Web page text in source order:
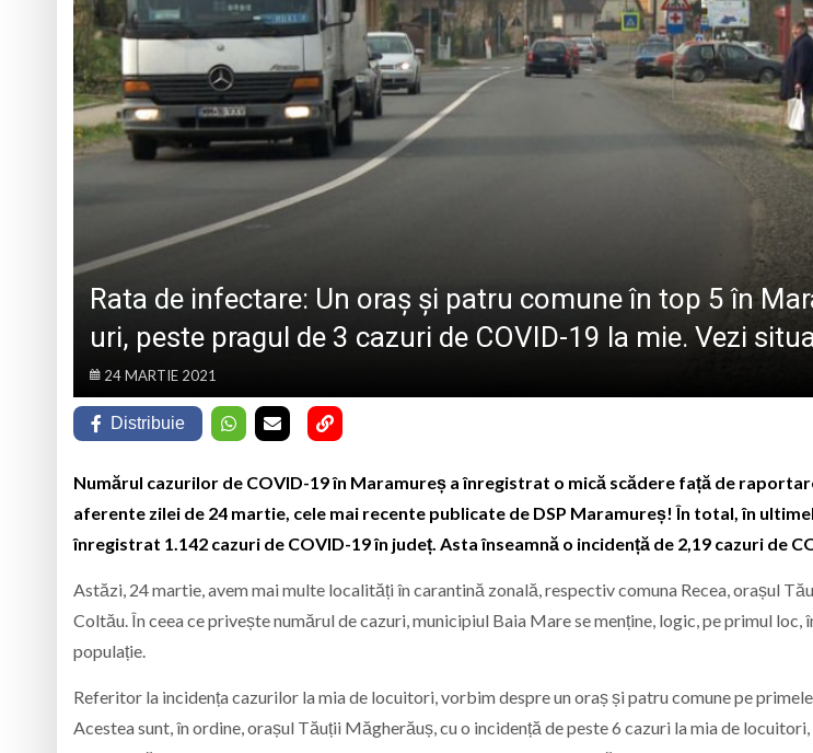
La Săliștea de Sus va fi dezvelit bustul lui Gavrilă Iuga,
„Vacanță în tinda bisericii”: Ediția a IV-a a taberei de
Campanie de donare de sânge la Spitalul Județean de
Părintele protopop dr. Stan Florin, invitat la Școala
Rata de infectare: Un oraș și patru comune în top 5 în
uri, peste pragul de 3 cazuri de COVID-19 la mie. Vezi
24 MARTIE 2021
Distribuie
Numărul cazurilor de COVID-19 în Maramureș a înregistrat o mică scădere față de
aferente zilei de 24 martie, cele mai recente publicate de DSP Maramureș! În total, în
înregistrat 1.142 cazuri de COVID-19 în județ. Asta înseamnă o incidență de 2,19 cazuri de
Astăzi, 24 martie, avem mai multe localități în carantină zonală, respectiv comuna Recea, orașul
Coltău. În ceea ce privește numărul de cazuri, municipiul Baia Mare se menține, logic, pe primul loc,
populație.
Referitor la incidența cazurilor la mia de locuitori, vorbim despre un oraș și patru comune pe
Acestea sunt, în ordine, orașul Tăuții Măgherăuș, cu o incidență de peste 6 cazuri la mia de